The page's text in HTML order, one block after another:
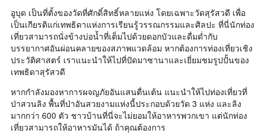
อูบุด เป็นที่ตั้งของวัดที่ศักดิ์สิทธิ์หลายแห่ง โดยเฉพาะวัดสุรัสวดี เพื่อ
เป็นเกียรติแก่เทพธิดาแห่งการเรียนรู้วรรณกรรมและศิลปะ ที่นี่นักท่อง
เที่ยวสามารถนั่งข้างบ่อน้ำที่เต็มไปด้วยดอกบัวและดื่มด่ำกับ
บรรยากาศอันผ่อนคลายของสภาพแวดล้อม หากต้องการท่องเที่ยวเชิง
ประวัติศาสตร์ เราแนะนำให้ไปที่ปัดมาซานาและเยี่ยมชมรูปปั้นของ
เทพธิดาสุรัสวดี
หากกำลังมองหาการผจญภัยอันแสนตื่นเต้น แนะนำให้ไปท่องเที่ยวที่
ป่าสวนลิง พื้นที่ป่าอันสวยงามแห่งนี้ประกอบด้วยวัด 3 แห่ง และลิง
มากกว่า 600 ตัว ชาวบ้านที่นี่จะไม่ยอมให้อาหารพวกเขา แต่นักท่อง
เที่ยวสามารถให้อาหารมันได้ ถ้าคุณต้องการ